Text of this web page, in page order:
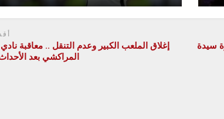
إغلاق الملعب الكبير وعدم التنقل .. معاقبة
المراكشي بعد